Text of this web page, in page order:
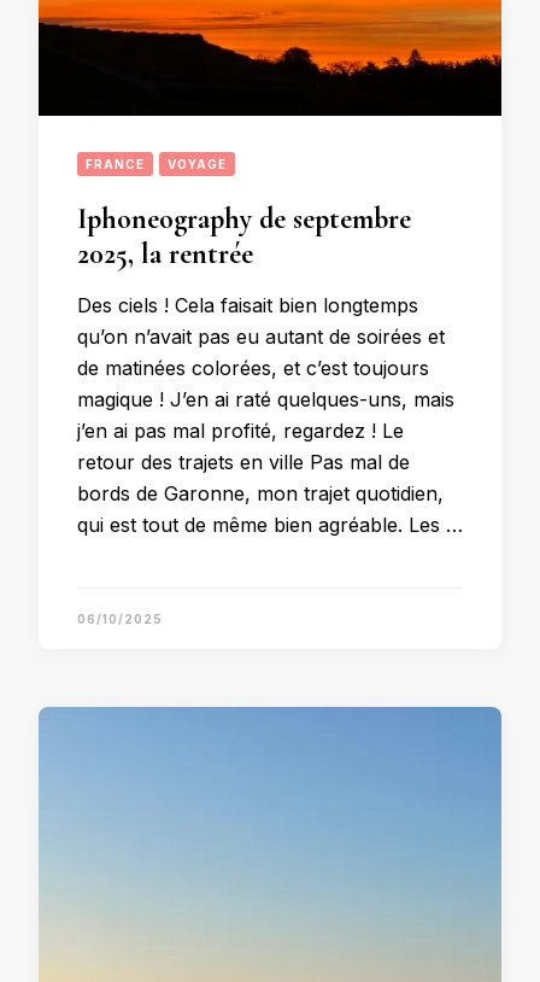
FRANCE VOYAGE
Iphoneography de septembre
2025, la rentrée
Des ciels ! Cela faisait bien longtemps
qu’on n’avait pas eu autant de soirées et
de matinées colorées, et c’est toujours
magique ! J’en ai raté quelques-uns, mais
j’en ai pas mal profité, regardez ! Le
retour des trajets en ville Pas mal de
bords de Garonne, mon trajet quotidien,
qui est tout de même bien agréable. Les …
06/10/2025